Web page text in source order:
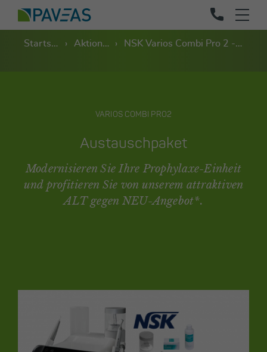
Startseite Aktionen NSK Varios Combi Pro 2 - Austauschaktion
VARIOS COMBI PRO2
Austauschpaket
Modernisieren Sie Ihre Prophylaxe-Einheit
und profitieren Sie von unserem attraktiven
ALT gegen NEU-Angebot*.